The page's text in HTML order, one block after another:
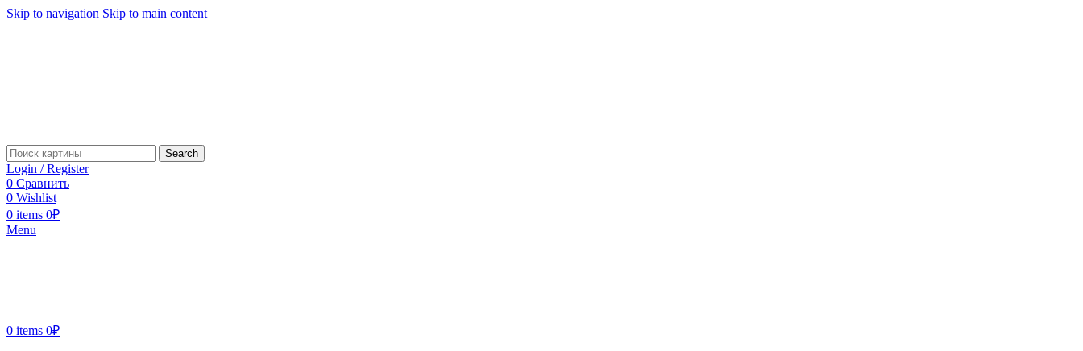
Skip to navigation Skip to main content
Search
Login / Register
0 Сравнить
0 Wishlist
0 items 0₽
Menu
0 items 0₽